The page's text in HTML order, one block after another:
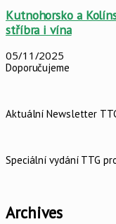
Kutnohorsko a
stříbra i vína
05/11/2025
Doporučujeme
Aktuální Newsletter
Speciální vydání TTG
Archives